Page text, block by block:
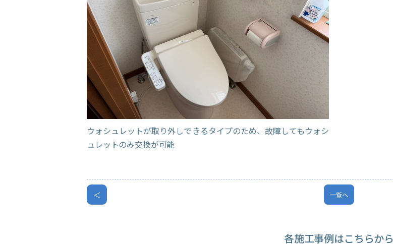
ウォシュレットが取り外しできるタイプのため、故障してもウォシ
ュレットのみ交換が可能
＜ 一覧へ
各施工事例はこちらから